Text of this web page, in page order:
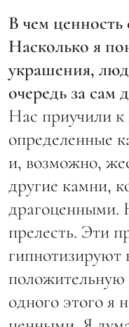
В чем
Насколько я
украшения,
очередь за сам
Нас приучили к
определенные
и, возможно,
другие камни,
драгоценными.
прелесть. Эти
гипнотизируют
одного этого я